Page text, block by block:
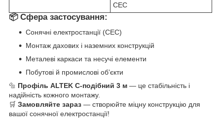
СЕС
📦 Сфера застосування:
Сонячні електростанції (СЕС)
Монтаж дахових і наземних конструкцій
Металеві каркаси та несучі елементи
Побутові й промислові об’єкти
🔩 Профіль ALTEK C-подібний 3 м — це стабільність і
надійність кожного монтажу.
🛒 Замовляйте зараз — створюйте міцну конструкцію для
вашої сонячної електростанції!